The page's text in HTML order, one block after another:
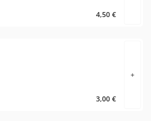
4,50 €
3,00 €
+